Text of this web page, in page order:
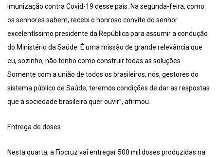
imunização contra Covid-19 desse país. Na segunda-feira, como
os senhores sabem, recebi o honroso convite do senhor
excelentíssimo presidente da República para assumir a condução
do Ministério da Saúde. É uma missão de grande relevância que
eu, sozinho, não tenho como construir todas as soluções.
Somente com a união de todos os brasileiros, nós, gestores do
sistema público de Saúde, teremos condições de dar as respostas
que a sociedade brasileira quer ouvir”, afirmou.
Entrega de doses
Nesta quarta, a Fiocruz vai entregar 500 mil doses produzidas na